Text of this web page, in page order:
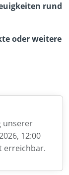
rund
oder weitere
unserer
12:00
erreichbar.